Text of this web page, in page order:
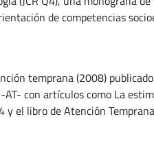
de competencias
temprana (2008)
AT- con artículos como La
el libro de Atención